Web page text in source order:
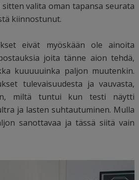
valita oman tapansa seurata
kiinnostunut.
eivät myöskään ole ainoita
joita tänne aion tehdä,
kuuuuuinka paljon muutenkin.
tulevaisuudesta ja vauvasta,
miltä tuntui kun testi näytti
ja lasten suhtautuminen. Mulla
sanottavaa ja tässä siitä vain